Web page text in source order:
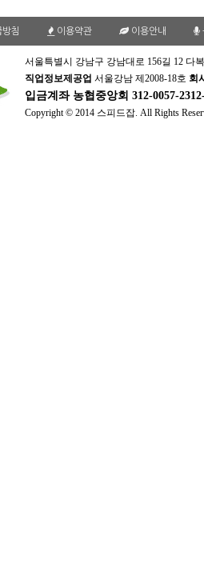
침 이용약관 이용안내
서울특별시 강남구 강남대로 156길 12 다
직업정보제공업 서울강남 제2008-18호 회
입금계좌 농협중앙회 312-0057-
Copyright © 2014 스피드잡. All Rights